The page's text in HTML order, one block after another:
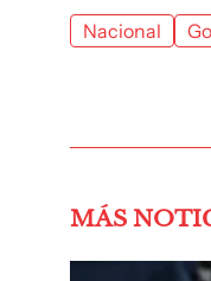
Nacional
MÁS